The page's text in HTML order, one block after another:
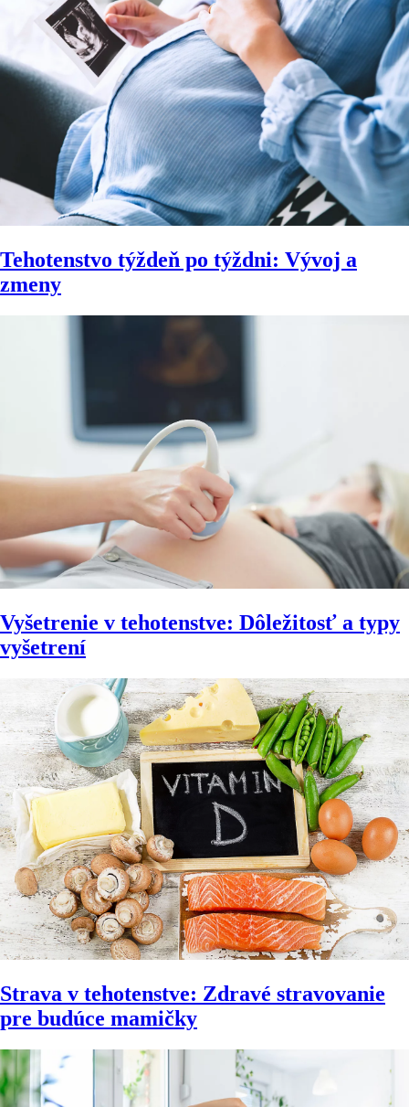
Tehotenstvo týždeň po týždni: Vývoj a
zmeny
Vyšetrenie v tehotenstve: Dôležitosť a typy
vyšetrení
Strava v tehotenstve: Zdravé stravovanie
pre budúce mamičky